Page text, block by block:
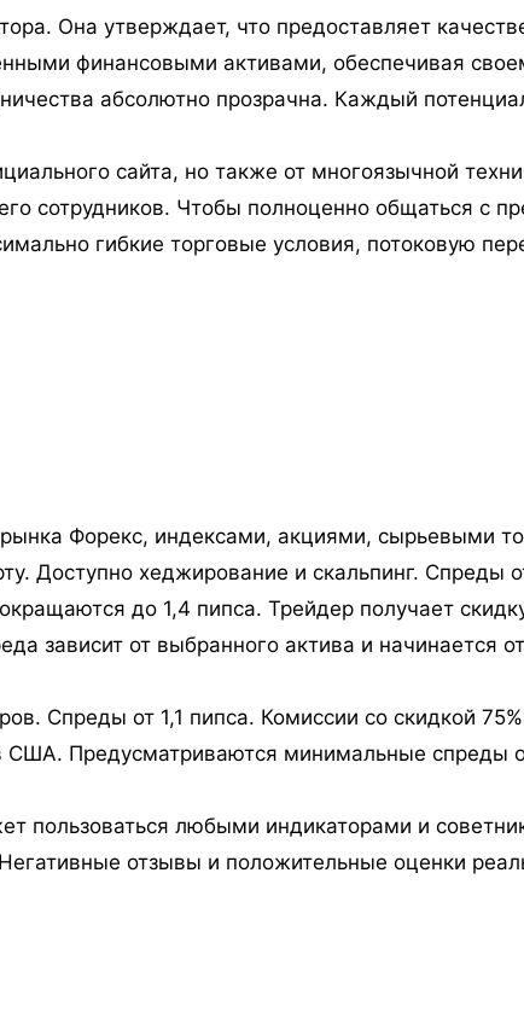
Она утверждает, что предоставляет
финансовыми активами, обеспечивая
абсолютно прозрачна. Каждый
сайта, но также от многоязычной
сотрудников. Чтобы полноценно общаться с
гибкие торговые условия, потоковую
Форекс, индексами, акциями, сырьевыми
Доступно хеджирование и скальпинг. Спреды
до 1,4 пипса. Трейдер получает
зависит от выбранного актива и начинается
Спреды от 1,1 пипса. Комиссии со скидкой
Предусматриваются минимальные спреды
пользоваться любыми индикаторами и
отзывы и положительные оценки